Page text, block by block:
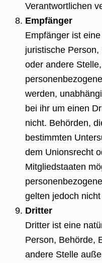
Verantwortlichen
Empfänger
Empfänger ist
juristische
oder andere
werden,
bei ihr um einen
nicht. Behörden,
bestimmten
dem Unionsrecht
Mitgliedstaaten
gelten jedoch
Dritter
Dritter ist eine
Person, Behörde,
andere Stelle